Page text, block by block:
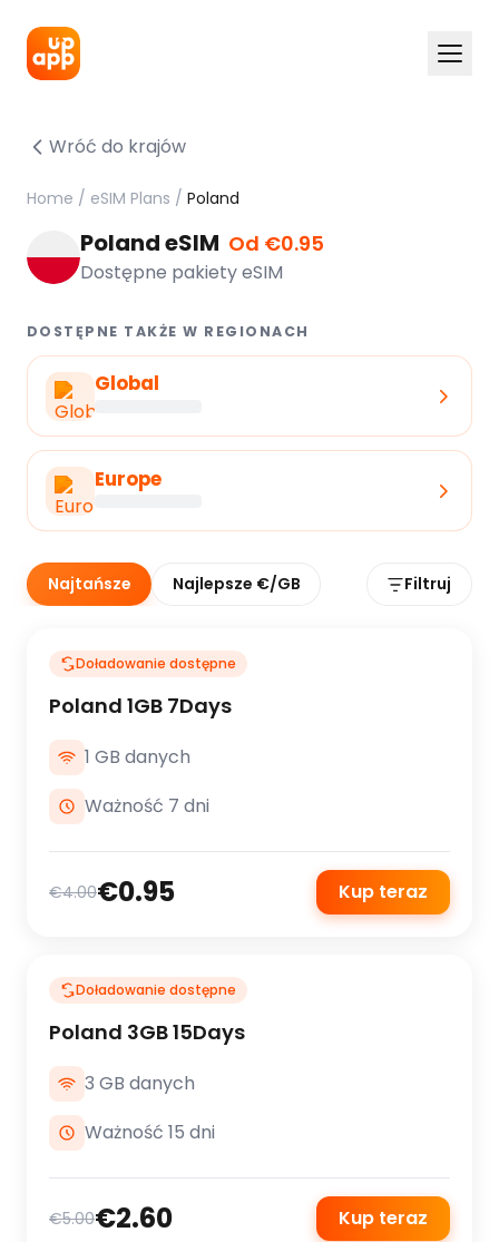
Wróć do krajów
Home / eSIM Plans / Poland
Poland eSIM Od €0.95
Dostępne pakiety eSIM
DOSTĘPNE TAKŻE W REGIONACH
Global
Europe
Najtańsze Najlepsze €/GB Filtruj
Doładowanie dostępne
Poland 1GB 7Days
1 GB danych
Ważność 7 dni
€4.00€0.95 Kup teraz
Doładowanie dostępne
Poland 3GB 15Days
3 GB danych
Ważność 15 dni
€5.00€2.60 Kup teraz